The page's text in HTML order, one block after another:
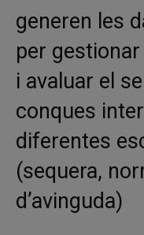
generen les
per
i avaluar el
conques
diferentes
(sequera,
d’avinguda)